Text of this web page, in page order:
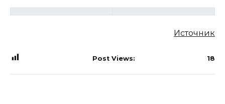
Источник
Post Views: 18